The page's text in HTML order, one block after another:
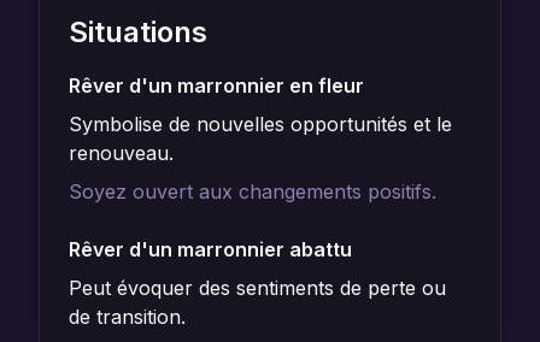
Situations
Rêver d'un marronnier en fleur
Symbolise de nouvelles opportunités et le
renouveau.
Soyez ouvert aux changements positifs.
Rêver d'un marronnier abattu
Peut évoquer des sentiments de perte ou
de transition.